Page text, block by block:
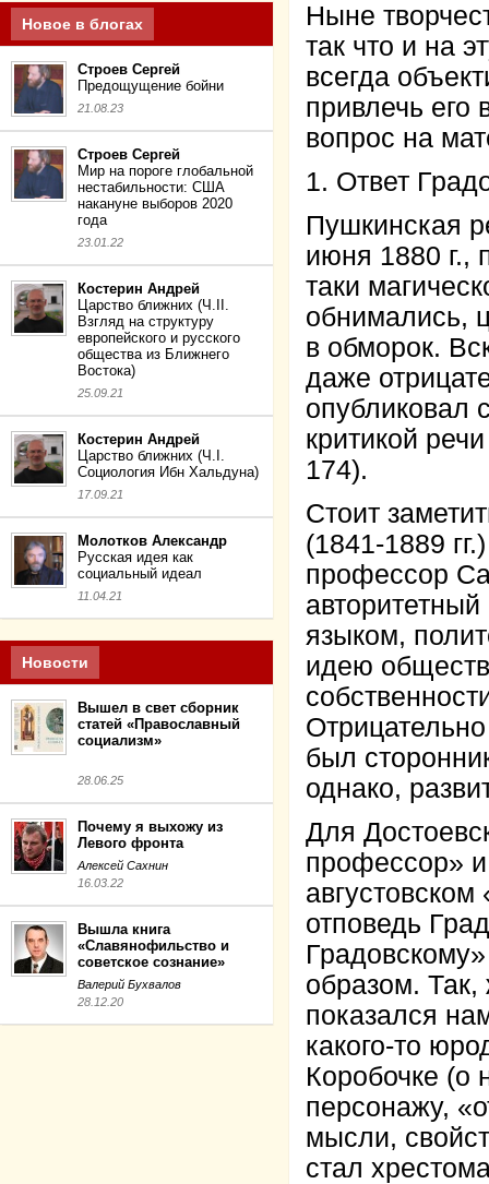
Новое в блогах
Строев Сергей
Предощущение бойни
21.08.23
Строев Сергей
Мир на пороге глобальной
нестабильности: США
накануне выборов 2020
года
23.01.22
Костерин Андрей
Царство ближних (Ч.II.
Взгляд на структуру
европейского и русского
общества из Ближнего
Востока)
25.09.21
Костерин Андрей
Царство ближних (Ч.I.
Социология Ибн Хальдуна)
17.09.21
Молотков Александр
Русская идея как
социальный идеал
11.04.21
Новости
Вышел в свет сборник
статей «Православный
социализм»
28.06.25
Почему я выхожу из
Левого фронта
Алексей Сахнин
16.03.22
Вышла книга
«Славянофильство и
советское сознание»
Валерий Бухвалов
28.12.20
Ныне
так что и на
всегда
привлечь его
вопрос на
1. Ответ
Пушкинская
июня 1880 г.,
таки
обнимались,
в обморок.
даже
опубликовал
критикой
174).
Стоит
(1841-1889
профессор
языком,
идею
был
однако,
Для
профессор» и
отповедь
образом.
показался
какого-то
Коробочке (о
персонажу,
мысли,
стал